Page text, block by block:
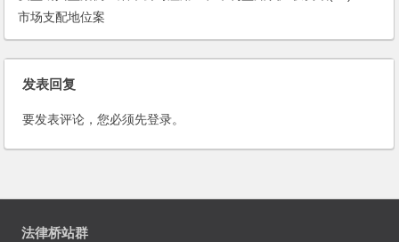
市场支配地位案
发表回复
要发表评论，您必须先登录。
法律桥站群